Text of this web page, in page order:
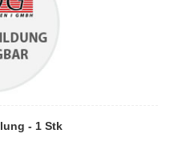
- 1 Stk